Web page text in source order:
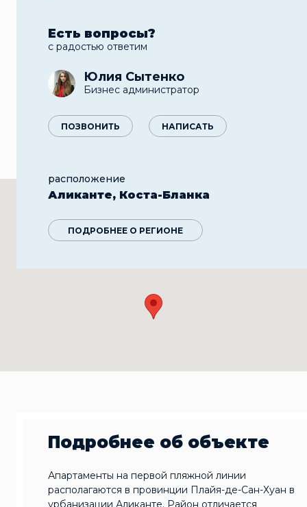
Есть вопросы?
с радостью ответим
Юлия Сытенко
Бизнес администратор
ПОЗВОНИТЬ НАПИСАТЬ
расположение
Аликанте, Коста-Бланка
ПОДРОБНЕЕ О РЕГИОНЕ
Подробнее об объекте
Апартаменты на первой пляжной линии
располагаются в провинции Плайя-де-Сан-Хуан в
урбанизации Аликанте. Район отличается